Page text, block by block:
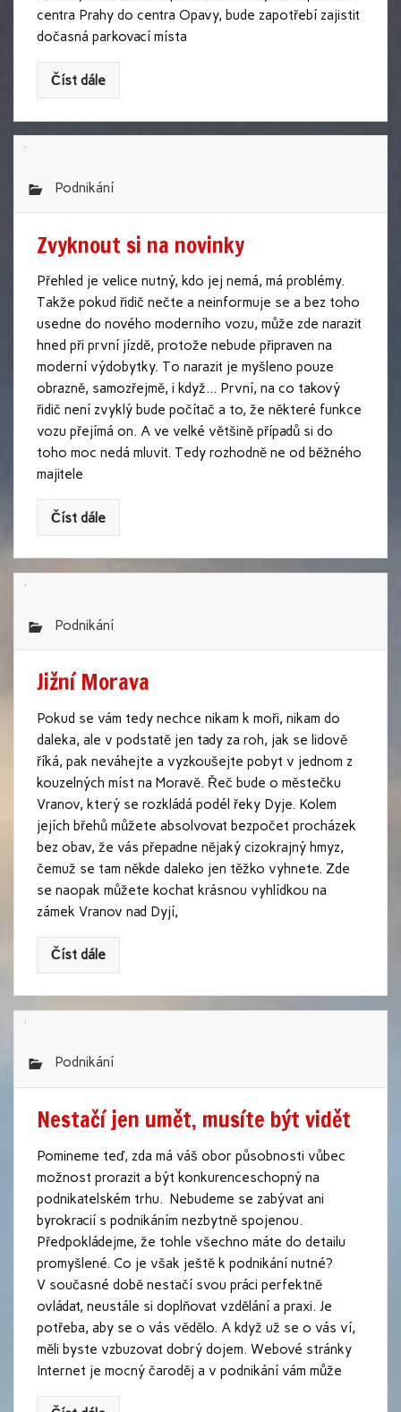
centra Prahy do centra Opavy, bude zapotřebí zajistit
dočasná parkovací místa
Číst dále
Podnikání
Zvyknout si na novinky
Přehled je velice nutný, kdo jej nemá, má problémy.
Takže pokud řidič nečte a neinformuje se a bez toho
usedne do nového moderního vozu, může zde narazit
hned při první jízdě, protože nebude připraven na
moderní výdobytky. To narazit je myšleno pouze
obrazně, samozřejmě, i když… První, na co takový
řidič není zvyklý bude počítač a to, že některé funkce
vozu přejímá on. A ve velké většině případů si do
toho moc nedá mluvit. Tedy rozhodně ne od běžného
majitele
Číst dále
Podnikání
Jižní Morava
Pokud se vám tedy nechce nikam k moři, nikam do
daleka, ale v podstatě jen tady za roh, jak se lidově
říká, pak neváhejte a vyzkoušejte pobyt v jednom z
kouzelných míst na Moravě. Řeč bude o městečku
Vranov, který se rozkládá podél řeky Dyje. Kolem
jejích břehů můžete absolvovat bezpočet procházek
bez obav, že vás přepadne nějaký cizokrajný hmyz,
čemuž se tam někde daleko jen těžko vyhnete. Zde
se naopak můžete kochat krásnou vyhlídkou na
zámek Vranov nad Dyjí,
Číst dále
Podnikání
Nestačí jen umět, musíte být vidět
Pomineme teď, zda má váš obor působnosti vůbec
možnost prorazit a být konkurenceschopný na
podnikatelském trhu. Nebudeme se zabývat ani
byrokracií s podnikáním nezbytně spojenou.
Předpokládejme, že tohle všechno máte do detailu
promyšlené. Co je však ještě k podnikání nutné?
V současné době nestačí svou práci perfektně
ovládat, neustále si doplňovat vzdělání a praxi. Je
potřeba, aby se o vás vědělo. A když už se o vás ví,
měli byste vzbuzovat dobrý dojem. Webové stránky
Internet je mocný čaroděj a v podnikání vám může